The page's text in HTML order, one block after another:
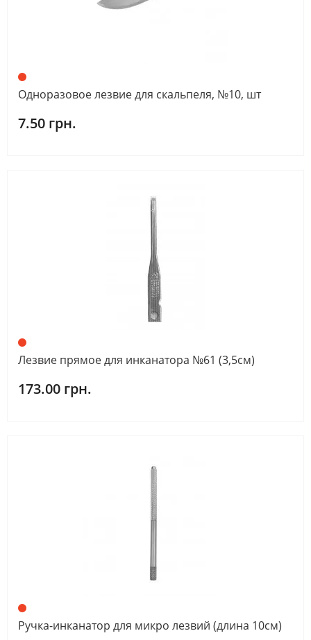
Одноразовое лезвие для скальпеля, №10, шт
7.50 грн.
Лезвие прямое для инканатора №61 (3,5см)
173.00 грн.
Ручка-инканатор для микро лезвий (длина 10см)